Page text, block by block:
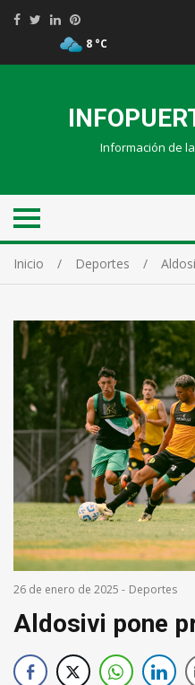
8 °C
Información de
Inicio Deportes
26 de enero de 2025 - Deportes
Aldosivi pone